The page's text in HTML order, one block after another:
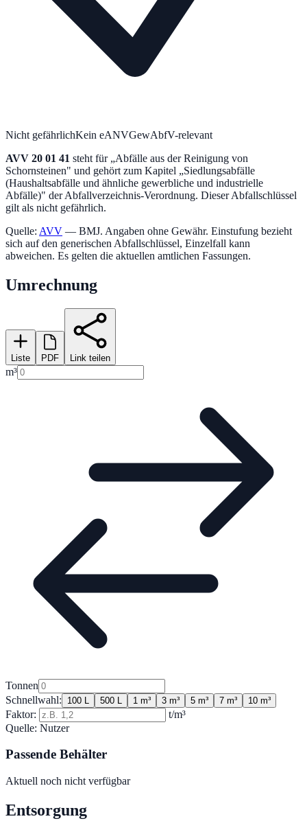
Nicht gefährlichKein eANVGewAbfV-relevant
AVV 20 01 41 steht für „Abfälle aus der Reinigung von
Schornsteinen" und gehört zum Kapitel „Siedlungsabfälle
(Haushaltsabfälle und ähnliche gewerbliche und industrielle
Abfälle)" der Abfallverzeichnis-Verordnung. Dieser Abfallschlüssel
gilt als nicht gefährlich.
Quelle: AVV — BMJ. Angaben ohne Gewähr. Einstufung bezieht
sich auf den generischen Abfallschlüssel, Einzelfall kann
abweichen. Es gelten die aktuellen amtlichen Fassungen.
Umrechnung
Liste PDF Link teilen
m³
Tonnen
Schnellwahl:
100 L 500 L 1 m³ 3 m³ 5 m³ 7 m³ 10 m³
Faktor:
t/m³
Quelle: Nutzer
Passende Behälter
Aktuell noch nicht verfügbar
Entsorgung